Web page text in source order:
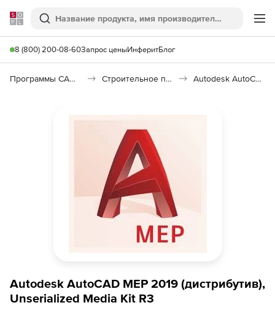
Softline
Поиск
8 (800) 200-08-60Запрос ценыИнферитБлог
Программы САПР и ГИС Строительное программное обеспечение Autodesk AutoCAD MEP
Autodesk AutoCAD MEP 2019 (дистрибутив),
Unserialized Media Kit R3